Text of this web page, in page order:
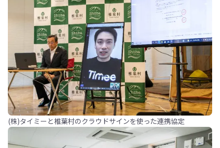
(株)タイミーと椎葉村のクラウドサインを使った連携協定